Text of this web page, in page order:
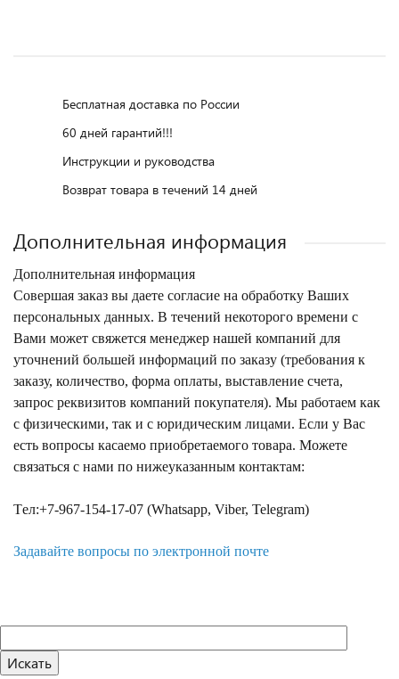
Бесплатная доставка по России
60 дней гарантий!!!
Инструкции и руководства
Возврат товара в течений 14 дней
Дополнительная информация
Дополнительная информация
Совершая заказ вы даете согласие на обработку Ваших
персональных данных. В течений некоторого времени с
Вами может свяжется менеджер нашей компаний для
уточнений большей информаций по заказу (требования к
заказу, количество, форма оплаты, выставление счета,
запрос реквизитов компаний покупателя). Мы работаем как
с физическими, так и с юридическим лицами. Если у Вас
есть вопросы касаемо приобретаемого товара. Можете
связаться с нами по нижеуказанным контактам:
Tел:+7-967-154-17-07 (Whatsapp, Viber, Telegram)
Задавайте вопросы по электронной почте